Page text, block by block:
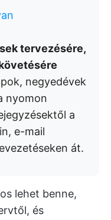
tervezésére,
negyedévek
nyomon
a
e-mail
át.
lehet benne,
és